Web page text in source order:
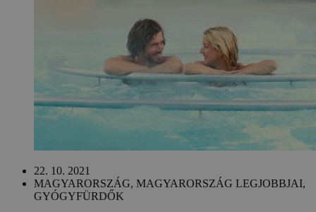
22. 10. 2021
MAGYARORSZÁG, MAGYARORSZÁG LEGJOBBJAI,
GYÓGYFÜRDŐK